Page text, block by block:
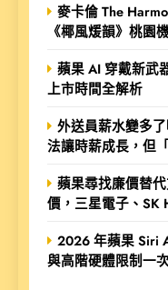
麥卡倫 The
《椰風煖韻》桃園
蘋果 AI 穿戴新武
上市時間全解析
外送員薪水變多
法讓時薪成長，但
蘋果尋找廉價替
價，三星電子、SK
2026 年蘋果 Siri
與高階硬體限制一